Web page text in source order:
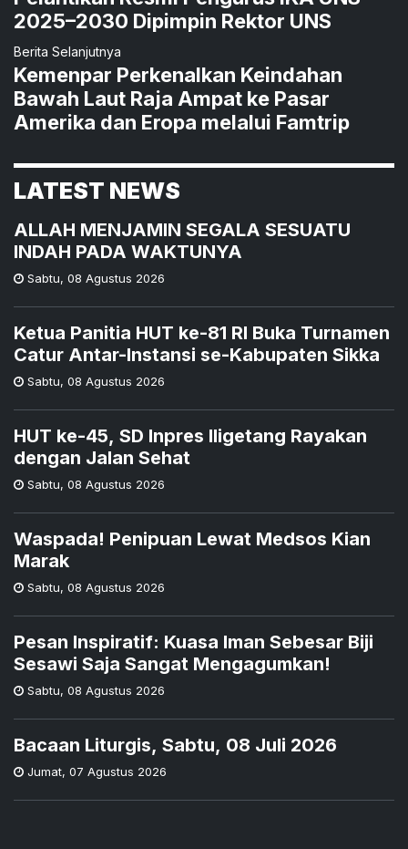
2025–2030 Dipimpin Rektor UNS
Berita Selanjutnya
Kemenpar Perkenalkan Keindahan
Bawah Laut Raja Ampat ke Pasar
Amerika dan Eropa melalui Famtrip
LATEST NEWS
ALLAH MENJAMIN SEGALA SESUATU
INDAH PADA WAKTUNYA
Sabtu, 08 Agustus 2026
Ketua Panitia HUT ke-81 RI Buka Turnamen
Catur Antar-Instansi se-Kabupaten Sikka
Sabtu, 08 Agustus 2026
HUT ke-45, SD Inpres Iligetang Rayakan
dengan Jalan Sehat
Sabtu, 08 Agustus 2026
Waspada! Penipuan Lewat Medsos Kian
Marak
Sabtu, 08 Agustus 2026
Pesan Inspiratif: Kuasa Iman Sebesar Biji
Sesawi Saja Sangat Mengagumkan!
Sabtu, 08 Agustus 2026
Bacaan Liturgis, Sabtu, 08 Juli 2026
Jumat, 07 Agustus 2026